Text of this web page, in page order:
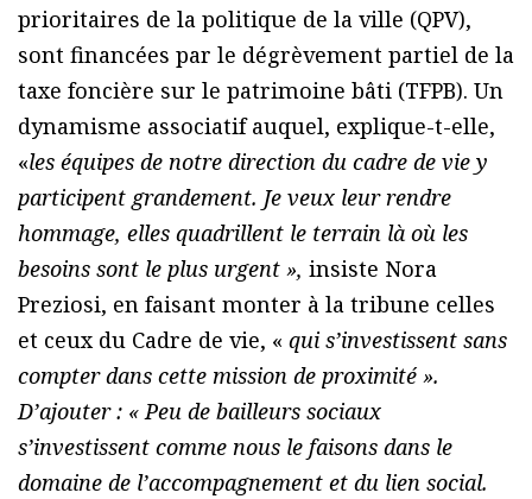
prioritaires de la politique de la ville (QPV),
sont financées par le dégrèvement partiel de la
taxe foncière sur le patrimoine bâti (TFPB). Un
dynamisme associatif auquel, explique-t-elle,
«les équipes de notre direction du cadre de vie y
participent grandement. Je veux leur rendre
hommage, elles quadrillent le terrain là où les
besoins sont le plus urgent », insiste Nora
Preziosi, en faisant monter à la tribune celles
et ceux du Cadre de vie, « qui s’investissent sans
compter dans cette mission de proximité ».
D’ajouter : « Peu de bailleurs sociaux
s’investissent comme nous le faisons dans le
domaine de l’accompagnement et du lien social.